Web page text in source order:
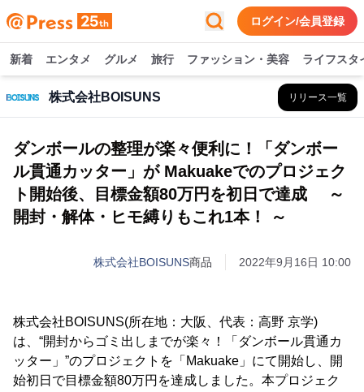
ログイン/会員登録
新着 エンタメ グルメ 旅行 ファッション・美容 ライフスタ
株式会社BOISUNS リリース一覧
ダンボールの整理が楽々便利に！「ダンボー
ル貫通カッター」が Makuakeでのプロジェク
ト開始後、目標金額80万円を初日で達成 ～
開封・解体・ヒモ縛りもこれ1本！ ～
株式会社BOISUNS商品 2022年9月16日 10:00
株式会社BOISUNS(所在地：大阪、代表：高野 京学)
は、“開封からゴミ出しまでが楽々！「ダンボール貫通カ
ッター」”のプロジェクトを「Makuake」にて開始し、開
始初日で目標金額80万円を達成しました。本プロジェク